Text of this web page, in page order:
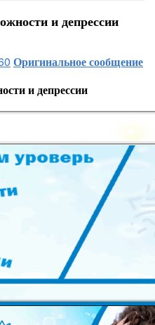
и депрессии
Оригинальное сообщение
и депрессии